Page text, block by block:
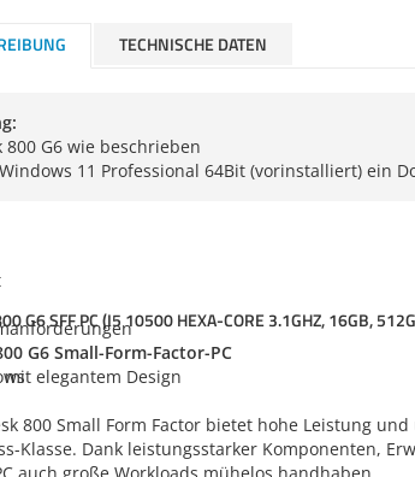
TECHNISCHE DATEN
800 G6 wie beschrieben
11 Professional 64Bit (vorinstalliert) ein
G6 SFF PC (I5 10500 HEXA-CORE 3.1GHZ, 16GB,
G6 Small-Form-Factor-PC
elegantem Design
800 Small Form Factor bietet hohe Leistung
Klasse. Dank leistungsstarker Komponenten,